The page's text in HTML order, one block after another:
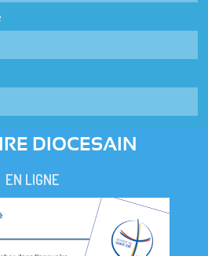
DIOCESAIN
EN LIGNE